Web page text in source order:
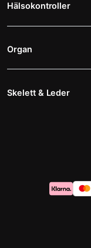
Hälsokontroller
Organ
Skelett & Leder